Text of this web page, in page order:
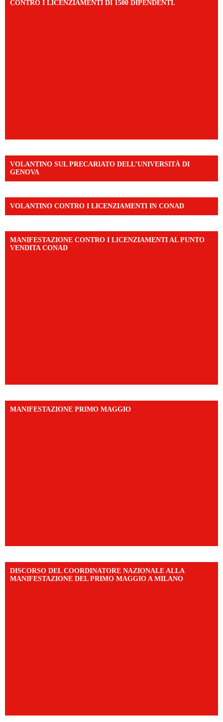
CONTRO I LICENZIAMENTI DI 1500 DIPENDENTI.
VOLANTINO SUL PRECARIATO DELL’UNIVERSITÀ DI
GENOVA
VOLANTINO CONTRO I LICENZIAMENTI IN CONAD
MANIFESTAZIONE CONTRO I LICENZIAMENTI AL PUNTO
VENDITA CONAD
MANIFESTAZIONE PRIMO MAGGIO
DISCORSO DEL COORDINATORE NAZIONALE ALLA
MANIFESTAZIONE DEL PRIMO MAGGIO A MILANO